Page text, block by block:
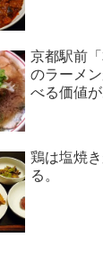
京都駅前「
のラーメ
べる価値
鶏は塩焼
る。